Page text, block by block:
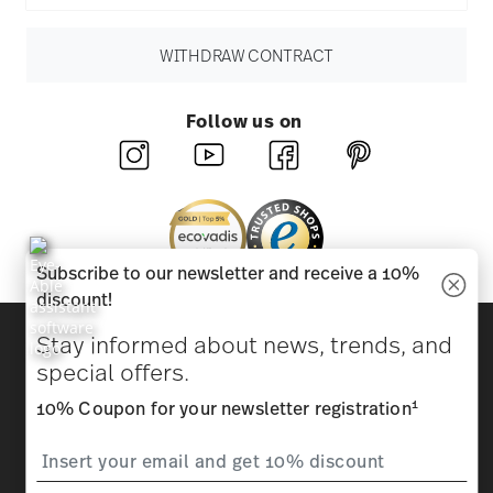
WITHDRAW CONTRACT
Follow us on
Beauty & functionality for your home
Homepage General terms and conditions
Privacy
Subscribe to our newsletter and receive a 10%
discount!
Stay informed about news, trends, and
special offers.
10% Coupon for your newsletter registration1